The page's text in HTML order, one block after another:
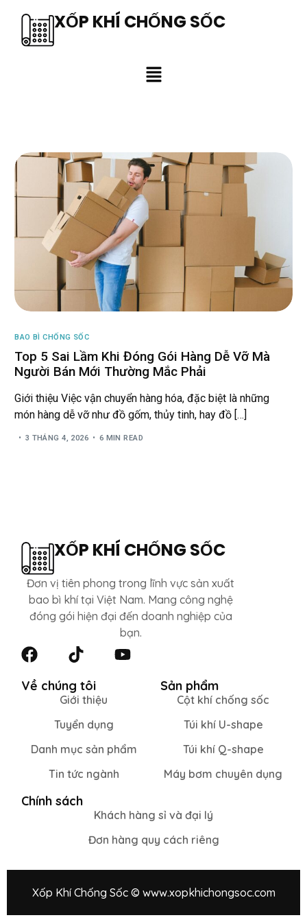
XỐP KHÍ CHỐNG SỐC
BAO BÌ CHỐNG SỐC
Top 5 Sai Lầm Khi Đóng Gói Hàng Dễ Vỡ Mà
Người Bán Mới Thường Mắc Phải
Giới thiệu Việc vận chuyển hàng hóa, đặc biệt là những
món hàng dễ vỡ như đồ gốm, thủy tinh, hay đồ […]
3 THÁNG 4, 2026 6 MIN READ
XỐP KHÍ CHỐNG SỐC
Đơn vị tiên phong trong lĩnh vực sản xuất
bao bì khí tại Việt Nam. Mang công nghệ
đóng gói hiện đại đến doanh nghiệp của
bạn.
Về chúng tôi
Giới thiệu
Tuyển dụng
Danh mục sản phẩm
Tin tức ngành
Sản phẩm
Cột khí chống sốc
Túi khí U-shape
Túi khí Q-shape
Máy bơm chuyên dụng
Chính sách
Khách hàng sỉ và đại lý
Đơn hàng quy cách riêng
Xốp Khí Chống Sốc © www.xopkhichongsoc.com